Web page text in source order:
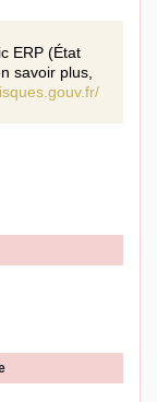
ERP (État
savoir plus,